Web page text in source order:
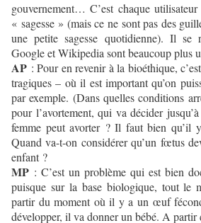
gouvernement… C’est chaque
« sagesse » (mais ce ne sont pas des
une petite sagesse quotidienne). Il se
Google et Wikipedia sont beaucoup plus
AP : Pour en revenir à la bioéthique,
tragiques – où il est important qu’on
par exemple. (Dans quelles conditions
pour l’avortement, qui va décider
femme peut avorter ? Il faut bien
Quand va-t-on considérer qu’un fœtus
enfant ?
MP : C’est un problème qui est bien
puisque sur la base biologique, tout le
partir du moment où il y a un œuf
développer, il va donner un bébé. A partir